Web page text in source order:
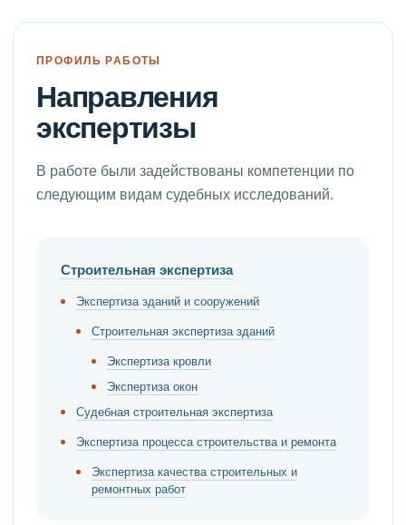
ПРОФИЛЬ РАБОТЫ
Направления
экспертизы
В работе были задействованы компетенции по
следующим видам судебных исследований.
Строительная экспертиза
Экспертиза зданий и сооружений
Строительная экспертиза зданий
Экспертиза кровли
Экспертиза окон
Судебная строительная экспертиза
Экспертиза процесса строительства и ремонта
Экспертиза качества строительных и
ремонтных работ